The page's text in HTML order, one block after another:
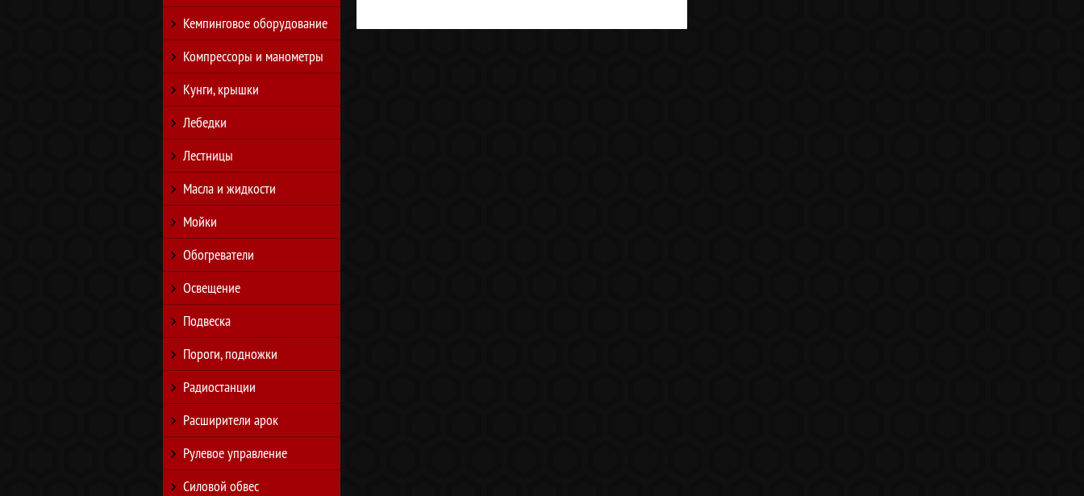
Кемпинговое оборудование
Компрессоры и манометры
Кунги, крышки
Лебедки
Лестницы
Масла и жидкости
Мойки
Обогреватели
Освещение
Подвеска
Пороги, подножки
Радиостанции
Расширители арок
Рулевое управление
Силовой обвес